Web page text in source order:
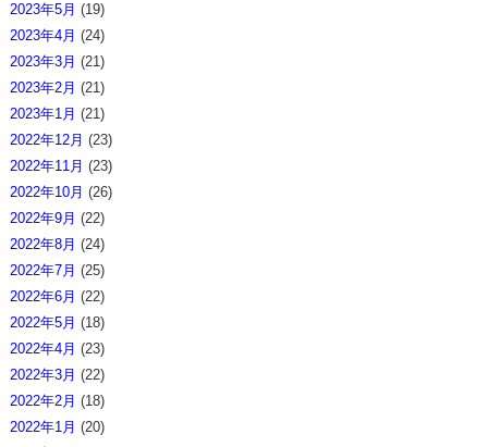
2023年5月 (19)
2023年4月 (24)
2023年3月 (21)
2023年2月 (21)
2023年1月 (21)
2022年12月 (23)
2022年11月 (23)
2022年10月 (26)
2022年9月 (22)
2022年8月 (24)
2022年7月 (25)
2022年6月 (22)
2022年5月 (18)
2022年4月 (23)
2022年3月 (22)
2022年2月 (18)
2022年1月 (20)